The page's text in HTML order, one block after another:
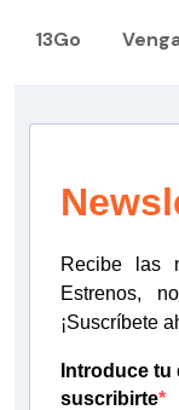
13Go
Recibe las
Estrenos,
¡Suscríbete
Introduce
suscribirte